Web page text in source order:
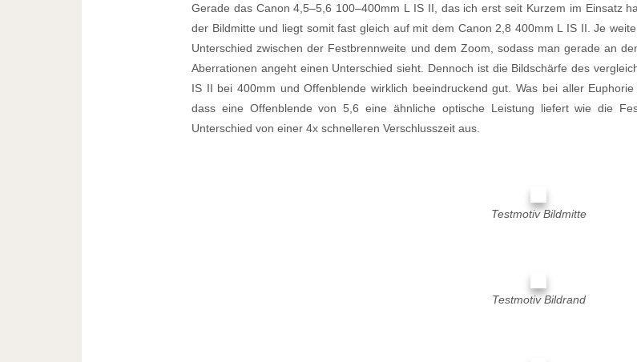
Gerade das Canon 4,5–5,6 100–400mm L IS II, das ich erst seit Kurzem im Einsatz
der Bildmitte und liegt somit fast gleich auf mit dem Canon 2,8 400mm L IS II. Je
Unterschied zwischen der Festbrennweite und dem Zoom, sodass man gerade an
Aberrationen angeht einen Unterschied sieht. Dennoch ist die Bildschärfe des
IS II bei 400mm und Offenblende wirklich beeindruckend gut. Was bei aller
dass eine Offenblende von 5,6 eine ähnliche optische Leistung liefert wie die
Unterschied von einer 4x schnelleren Verschlusszeit aus.
Testmotiv Bildmitte
Testmotiv Bildrand